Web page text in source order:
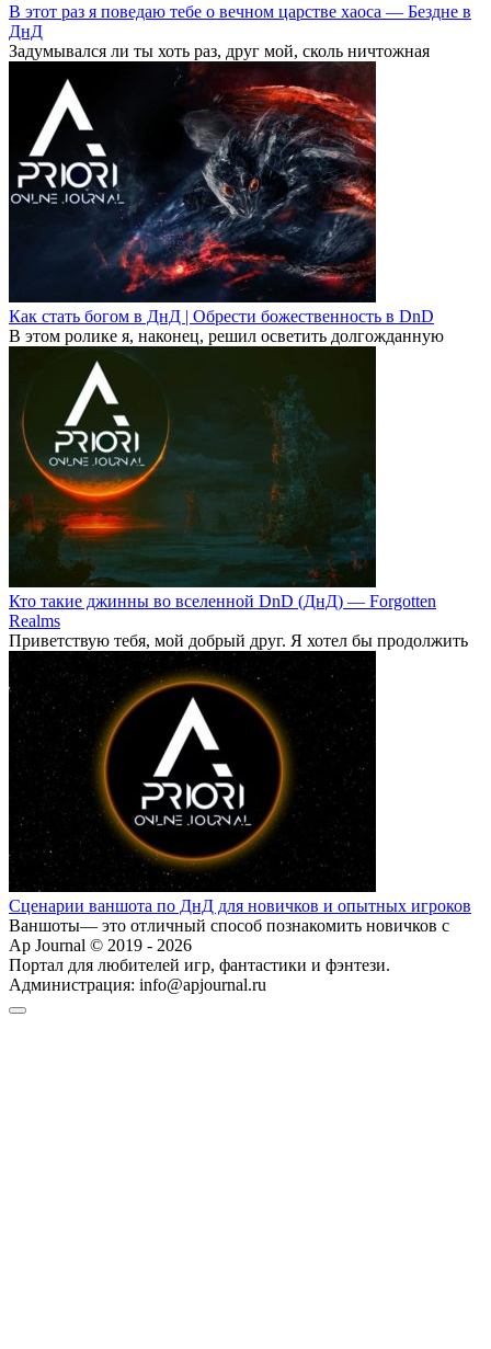
В этот раз я поведаю тебе о вечном царстве хаоса — Бездне в
ДнД
Задумывался ли ты хоть раз, друг мой, сколь ничтожная
Как стать богом в ДнД | Обрести божественность в DnD
В этом ролике я, наконец, решил осветить долгожданную
Кто такие джинны во вселенной DnD (ДнД) — Forgotten
Realms
Приветствую тебя, мой добрый друг. Я хотел бы продолжить
Сценарии ваншота по ДнД для новичков и опытных игроков
Ваншоты— это отличный способ познакомить новичков с
Ap Journal © 2019 - 2026
Портал для любителей игр, фантастики и фэнтези.
Администрация: info@apjournal.ru